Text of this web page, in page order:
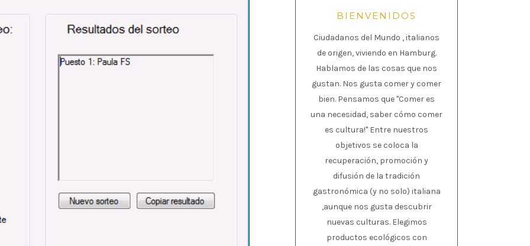
BIENVENIDOS
Ciudadanos del Mundo , italianos
de origen, viviendo en Hamburg.
Hablamos de las cosas que nos
gustan. Nos gusta comer y comer
bien. Pensamos que "Comer es
una necesidad, saber cómo comer
es cultura!" Entre nuestros
objetivos se coloca la
recuperación, promoción y
difusión de la tradición
gastronómica (y no solo) italiana
,aunque nos gusta descubrir
nuevas culturas. Elegimos
productos ecológicos con